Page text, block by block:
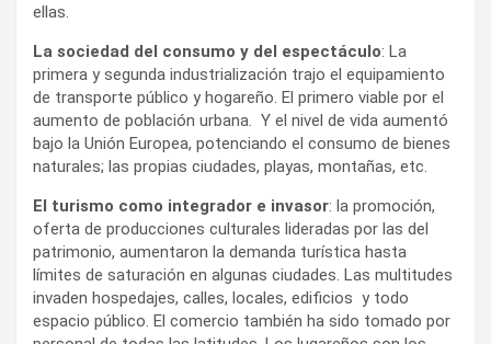
ellas.
La sociedad del consumo y del espectáculo: La
primera y segunda industrialización trajo el equipamiento
de transporte público y hogareño. El primero viable por el
aumento de población urbana. Y el nivel de vida aumentó
bajo la Unión Europea, potenciando el consumo de bienes
naturales; las propias ciudades, playas, montañas, etc.
El turismo como integrador e invasor: la promoción,
oferta de producciones culturales lideradas por las del
patrimonio, aumentaron la demanda turística hasta
límites de saturación en algunas ciudades. Las multitudes
invaden hospedajes, calles, locales, edificios y todo
espacio público. El comercio también ha sido tomado por